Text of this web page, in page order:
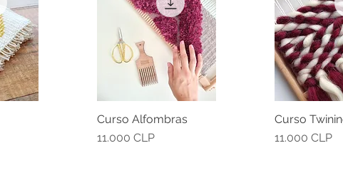
Vista rápida
Curso Alfombras
Precio
11.000 CLP
Vista
Curso
Precio
11.000 CLP